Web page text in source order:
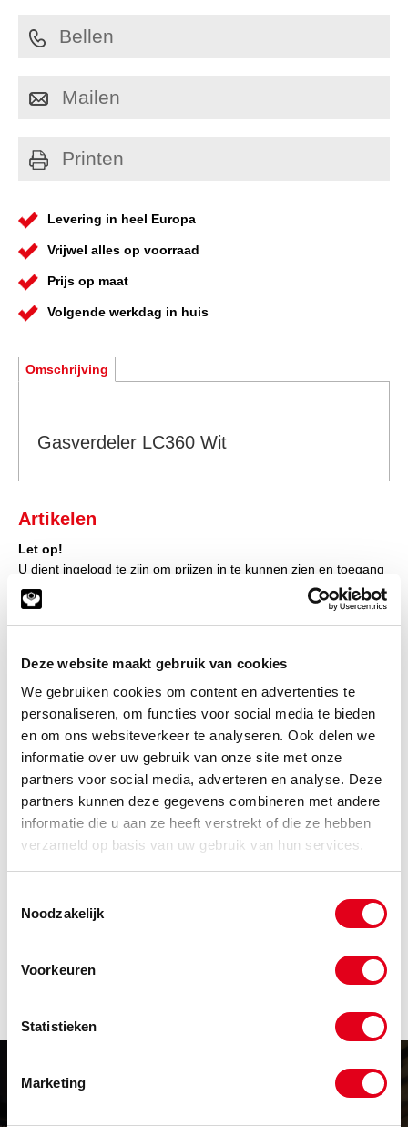
Deze website maakt gebruik van cookies
We gebruiken cookies om content en advertenties te
personaliseren, om functies voor social media te bieden
en om ons websiteverkeer te analyseren. Ook delen we
informatie over uw gebruik van onze site met onze
partners voor social media, adverteren en analyse. Deze
partners kunnen deze gegevens combineren met andere
informatie die u aan ze heeft verstrekt of die ze hebben
verzameld op basis van uw gebruik van hun services.
Noodzakelijk
Voorkeuren
Statistieken
Marketing
Bellen
Mailen
Printen
Levering in heel Europa
Vrijwel alles op voorraad
Prijs op maat
Volgende werkdag in huis
Omschrijving
Gasverdeler LC360 Wit
Artikelen
Let op!
U dient ingelogd te zijn om prijzen in te kunnen zien en toegang
te verkrijgen tot de winkelwagen, waarna u direct uw bestelling
af kunt ronden.
Heeft u nog geen account?
Klik hier om klant te worden
Code Omschrijving
Info Eenheid
Voorraad Netto prijs
Gasverdeler LC360 Wit
Info Stuks